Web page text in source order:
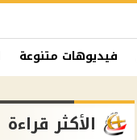
فيديوهات متنوعة
الأكثر قراءة